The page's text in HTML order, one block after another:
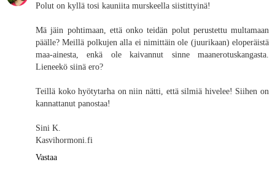
Polut on kyllä tosi kauniita murskeella siistittyinä!
Mä jäin pohtimaan, että onko teidän polut perustettu multamaan
päälle? Meillä polkujen alla ei nimittäin ole (juurikaan) eloperäistä
maa-ainesta, enkä ole kaivannut sinne maanerotuskangasta.
Lieneekö siinä ero?
Teillä koko hyötytarha on niin nätti, että silmiä hivelee! Siihen on
kannattanut panostaa!
Sini K.
Kasvihormoni.fi
Vastaa